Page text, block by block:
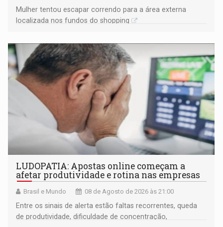
Mulher tentou escapar correndo para a área externa
localizada nos fundos do shopping
LUDOPATIA: Apostas online começam a
afetar produtividade e rotina nas empresas
Brasil e Mundo 08 de Agosto de 2026 às 21:00
Entre os sinais de alerta estão faltas recorrentes, queda
de produtividade, dificuldade de concentração,